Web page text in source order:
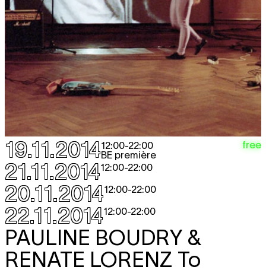
19.11.201412:00-22:00
BE première
21.11.201412:00-22:00
20.11.201412:00-22:00
22.11.201412:00-22:00
free
PAULINE BOUDRY &
RENATE LORENZ To